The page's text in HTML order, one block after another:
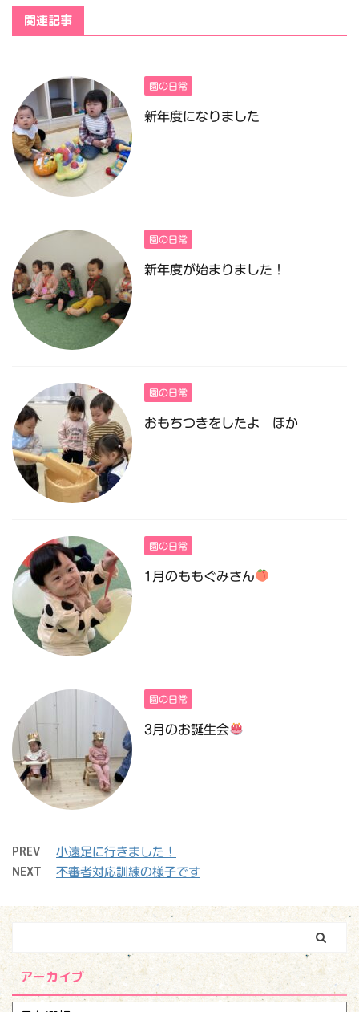
関連記事
園の日常
新年度になりました
園の日常
新年度が始まりました！
園の日常
おもちつきをしたよ ほか
園の日常
1月のももぐみさん
園の日常
3月のお誕生会
PREV 小遠足に行きました！
NEXT 不審者対応訓練の様子です
アーカイブ